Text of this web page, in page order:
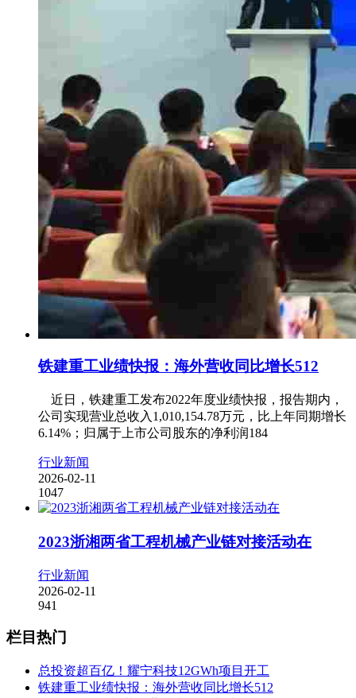
铁建重工业绩快报：海外营收同比增长512
近日，铁建重工发布2022年度业绩快报，报告期内，
公司实现营业总收入1,010,154.78万元，比上年同期增长
6.14%；归属于上市公司股东的净利润184
行业新闻
2026-02-11
1047
2023浙湘两省工程机械产业链对接活动在
行业新闻
2026-02-11
941
栏目热门
总投资超百亿！耀宁科技12GWh项目开工
铁建重工业绩快报：海外营收同比增长512